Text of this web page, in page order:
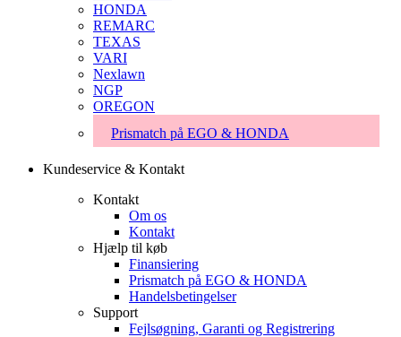
HONDA
REMARC
TEXAS
VARI
Nexlawn
NGP
OREGON
Prismatch på EGO & HONDA
Kundeservice & Kontakt
Kontakt
Om os
Kontakt
Hjælp til køb
Finansiering
Prismatch på EGO & HONDA
Handelsbetingelser
Support
Fejlsøgning, Garanti og Registrering